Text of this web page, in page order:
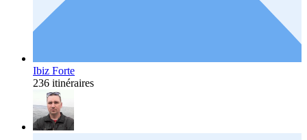
Ibiz Forte
236 itinéraires